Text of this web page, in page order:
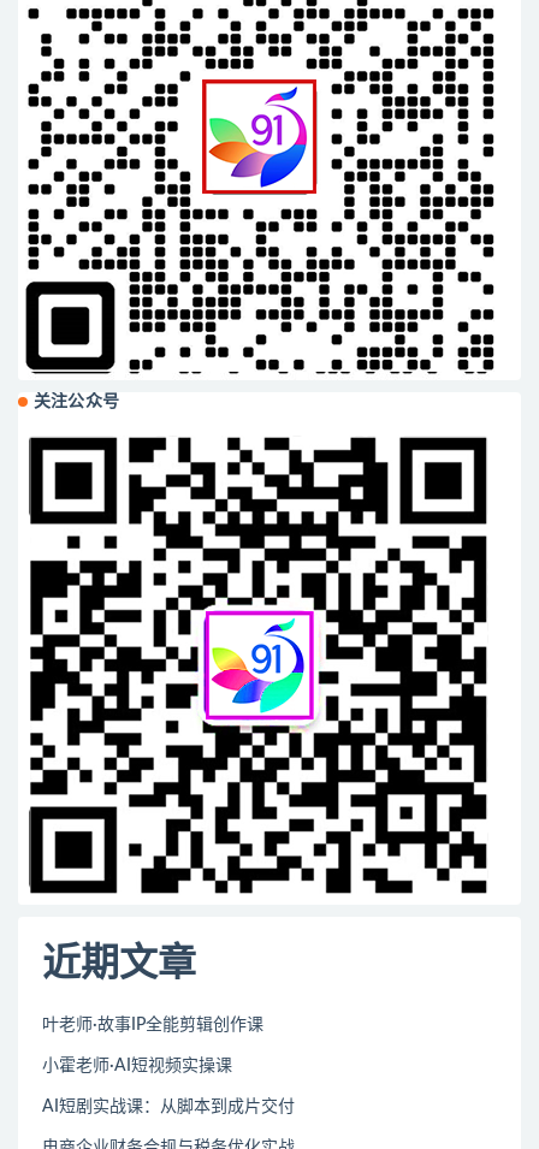
关注公众号
近期文章
叶老师·故事IP全能剪辑创作课
小霍老师·AI短视频实操课
AI短剧实战课：从脚本到成片交付